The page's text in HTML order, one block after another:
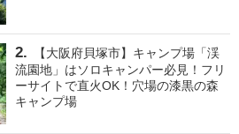
【大阪府貝塚市】キャンプ場「渓
流園地」はソロキャンパー必見！フリ
ーサイトで直火OK！穴場の漆黒の森
キャンプ場